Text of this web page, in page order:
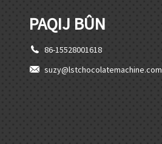
PAQIJ BÛN
86-15528001618
suzy@lstchocolatemachine.com